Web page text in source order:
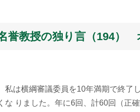
誉教授の独り言（194）
私は横綱審議委員を10年満期で終了
な りました。年に6回、計60回（正